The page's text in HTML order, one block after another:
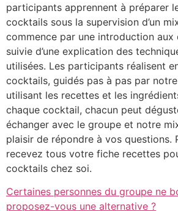
participants apprennent à préparer
cocktails sous la supervision d’un
commence par une introduction aux
suivie d’une explication des
utilisées. Les participants réalisent
cocktails, guidés pas à pas par
utilisant les recettes et les
chaque cocktail, chacun peut
échanger avec le groupe et notre
plaisir de répondre à vos questions.
recevez tous votre fiche recettes
cocktails chez soi.
Certaines personnes du groupe ne
proposez-vous une alternative ?